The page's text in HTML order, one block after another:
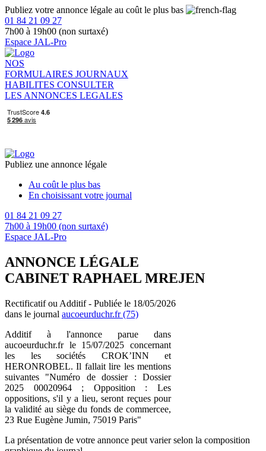
Publiez votre annonce légale au coût le plus bas
01 84 21 09 27
7h00 à 19h00 (non surtaxé)
Espace JAL-Pro
NOS
FORMULAIRES JOURNAUX
HABILITES CONSULTER
LES ANNONCES LEGALES
Publiez une annonce légale
Au coût le plus bas
En choisissant votre journal
01 84 21 09 27
7h00 à 19h00 (non surtaxé)
Espace JAL-Pro
ANNONCE LÉGALE
CABINET RAPHAEL MREJEN
Rectificatif ou Additif - Publiée le 18/05/2026
dans le journal aucoeurduchr.fr (75)
Additif à l'annonce parue dans
aucoeurduchr.fr le 15/07/2025 concernant
les les sociétés CROK’INN et
HERONROBEL. Il fallait lire les mentions
suivantes "Numéro de dossier : Dossier
2025 00020964 ; Opposition : Les
oppositions, s'il y a lieu, seront reçues pour
la validité au siège du fonds de commercee,
23 Rue Eugène Jumin, 75019 Paris"
La présentation de votre annonce peut varier selon la composition